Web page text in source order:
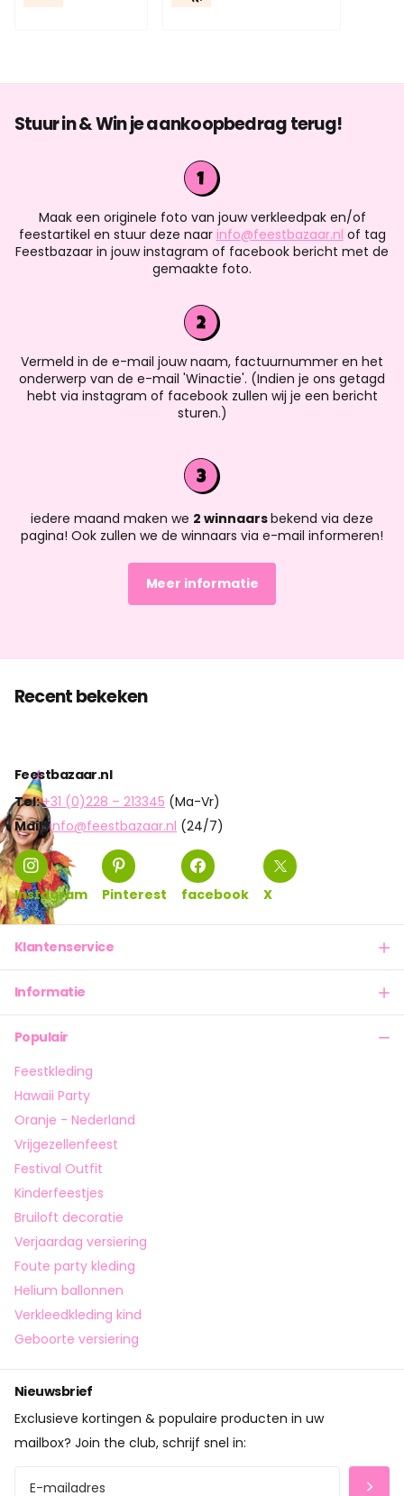
Stuur in & Win je aankoopbedrag terug!
Maak een originele foto van jouw verkleedpak en/of
feestartikel en stuur deze naar info@feestbazaar.nl of tag
Feestbazaar in jouw instagram of facebook bericht met de
gemaakte foto.
Vermeld in de e-mail jouw naam, factuurnummer en het
onderwerp van de e-mail 'Winactie'. (Indien je ons getagd
hebt via instagram of facebook zullen wij je een bericht
sturen.)
iedere maand maken we 2 winnaarsbekend via deze
pagina! Ook zullen we de winnaars via e-mail informeren!
Meer informatie
Recent bekeken
Feestbazaar.nl
Tel:+31 (0)228 – 213345 (Ma-Vr)
Mail: info@feestbazaar.nl (24/7)
Instagram Pinterest facebook X
Klantenservice
Informatie
Populair
Feestkleding
Hawaii Party
Oranje - Nederland
Vrijgezellenfeest
Festival Outfit
Kinderfeestjes
Bruiloft decoratie
Verjaardag versiering
Foute party kleding
Helium ballonnen
Verkleedkleding kind
Geboorte versiering
Nieuwsbrief
Exclusieve kortingen & populaire producten in uw
mailbox? Join the club, schrijf snel in: